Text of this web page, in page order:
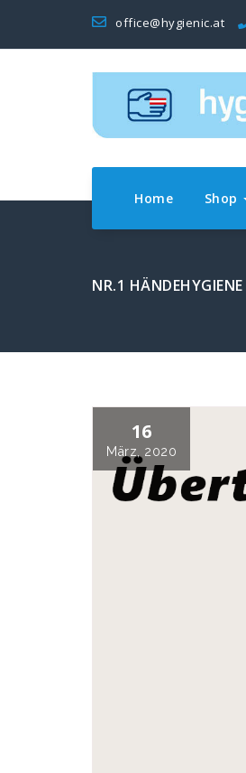
office@hygienic.at
Home Shop
NR.1 HÄNDEHYGIENE
16
März, 2020